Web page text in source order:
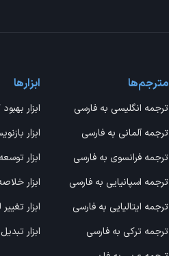
مترجم‌ها
ترجمه انگلیسی به فارسی
ترجمه آلمانی به فارسی
ترجمه فرانسوی به فارسی
ترجمه اسپانیایی به فارسی
ترجمه ایتالیایی به فارسی
ترجمه ترکی به فارسی
ابزارها
ابزار
ابزار
ابزار
ابزار
ابزار
ابزار